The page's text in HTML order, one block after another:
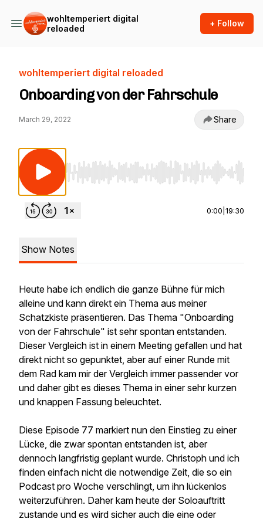
wohltemperiert digital
reloaded
+ Follow
wohltemperiert digital reloaded
Onboarding von der Fahrschule
March 29, 2022 Share
Use Left/Right to seek, Home/End to jump
0:00 19:30
Show Notes
Heute habe ich endlich die ganze Bühne für mich
alleine und kann direkt ein Thema aus meiner
Schatzkiste präsentieren. Das Thema "Onboarding
von der Fahrschule" ist sehr spontan entstanden.
Dieser Vergleich ist in einem Meeting gefallen und hat
direkt nicht so gepunktet, aber auf einer Runde mit
dem Rad kam mir der Vergleich immer passender vor
und daher gibt es dieses Thema in einer sehr kurzen
und knappen Fassung beleuchtet.
Diese Episode 77 markiert nun den Einstieg zu einer
Lücke, die zwar spontan entstanden ist, aber
dennoch langfristig geplant wurde. Christoph und ich
finden einfach nicht die notwendige Zeit, die so ein
Podcast pro Woche verschlingt, um ihn lückenlos
weiterzuführen. Daher kam heute der Soloauftritt
zustande und es wird sicher auch die eine oder